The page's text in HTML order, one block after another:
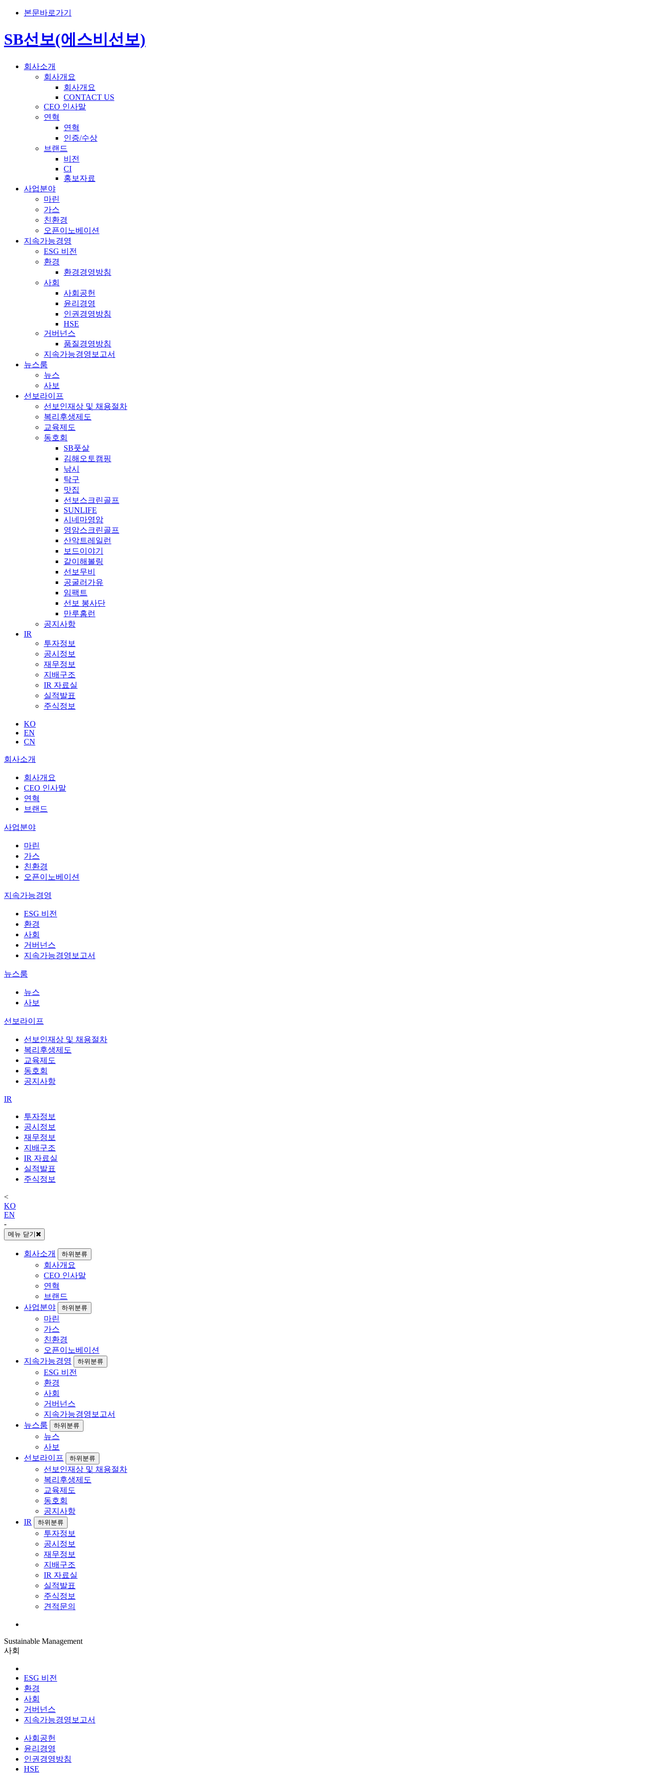
본문바로가기
SB선보(에스비선보)
회사소개
회사개요
회사개요
CONTACT US
CEO 인사말
연혁
연혁
인증/수상
브랜드
비전
CI
홍보자료
사업분야
마린
가스
친환경
오픈이노베이션
지속가능경영
ESG 비전
환경
환경경영방침
사회
사회공헌
윤리경영
인권경영방침
HSE
거버넌스
품질경영방침
지속가능경영보고서
뉴스룸
뉴스
사보
선보라이프
선보인재상 및 채용절차
복리후생제도
교육제도
동호회
SB풋살
김해오토캠핑
낚시
탁구
맛집
선보스크린골프
SUNLIFE
시네마영암
영암스크린골프
산악트레일런
보드이야기
같이해볼링
선보무비
공굴러가유
임팩트
선보 봉사단
만루홈런
공지사항
IR
투자정보
공시정보
재무정보
지배구조
IR 자료실
실적발표
주식정보
KO
EN
CN
회사소개
회사개요
CEO 인사말
연혁
브랜드
사업분야
마린
가스
친환경
오픈이노베이션
지속가능경영
ESG 비전
환경
사회
거버넌스
지속가능경영보고서
뉴스룸
뉴스
사보
선보라이프
선보인재상 및 채용절차
복리후생제도
교육제도
동호회
공지사항
IR
투자정보
공시정보
재무정보
지배구조
IR 자료실
실적발표
주식정보
<
KO
EN
-
메뉴 닫기
회사소개 하위분류
회사개요
CEO 인사말
연혁
브랜드
사업분야
하위분류
마린
가스
친환경
오픈이노베이션
지속가능경영
하위분류
ESG 비전
환경
사회
거버넌스
지속가능경영보고서
뉴스룸
하위분류
뉴스
사보
선보라이프
하위분류
선보인재상 및 채용절차
복리후생제도
교육제도
동호회
공지사항
IR
하위분류
투자정보
공시정보
재무정보
지배구조
IR 자료실
실적발표
주식정보
견적문의
Sustainable Management
사회
ESG 비전
환경
사회
거버넌스
지속가능경영보고서
사회공헌
윤리경영
인권경영방침
HSE